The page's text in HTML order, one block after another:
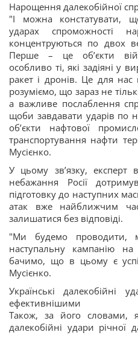
Нарощення далекобійної
"І можна констатувати,
ударах спроможності
концентруються по двох
Перше – це об’єкти
особливо ті, які задіяні у
ракет і дронів. Це для
розуміємо, що зараз не
а важливе послаблення
щоби завдавати ударів по
об’єкти нафтової
транспортування нафти
Мусієнко.
У цьому зв’язку, експерт
небажання Росії
підготовку до наступних
атак вже найближчим
залишатися без відповіді.
"Ми будемо проводити,
наступальну кампанію на
бачимо, що в цьому є
Мусієнко.
Українські далекобійні
ефективнішими
Також, за його словами,
далекобійні удари річної